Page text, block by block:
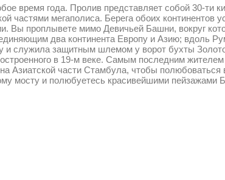
время года. Пролив представляет собой 30-ти
частями мегаполиса. Берега обоих континентов
Вы проплывете мимо Девичьей Башни, вокруг
два континента Европу и Азию; вдоль
и служила защитным шлемом у ворот бухты
в 19-м веке. Самым последним
Азиатской части Стамбула, чтобы полюбоваться
мосту и полюбуетесь красивейшими пейзажами